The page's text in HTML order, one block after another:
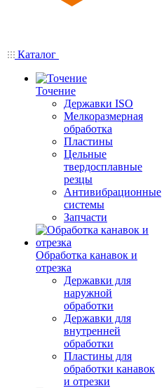
Каталог
Точение
Державки ISO
Мелкоразмерная
обработка
Пластины
Цельные
твердосплавные
резцы
Антивибрационные
системы
Запчасти
Обработка канавок и
отрезка
Державки для
наружной
обработки
Державки для
внутренней
обработки
Пластины для
обработки канавок
и отрезки